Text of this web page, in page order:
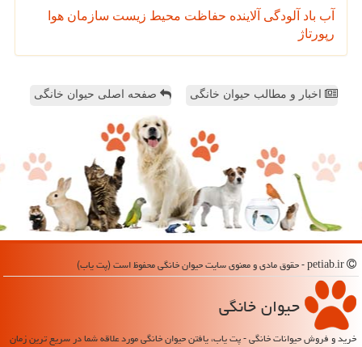
آب باد آلودگی آلاینده حفاظت محیط زیست سازمان هوا
رپورتاژ
اخبار و مطالب حیوان خانگی صفحه اصلی حیوان خانگی
حیوان خانگی
خرید و فروش حیوانات خانگی - پت یاب، یافتن حیوان خانگی مورد علاقه شما در سریع ترین زمان